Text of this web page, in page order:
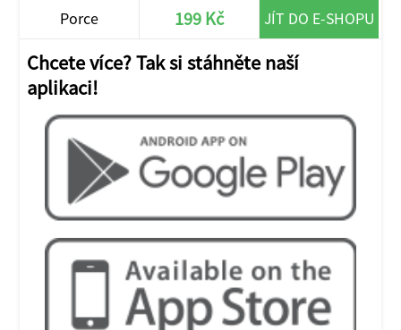
Porce 199 Kč JÍT DO E-SHOPU
Chcete více? Tak si stáhněte naší
aplikaci!